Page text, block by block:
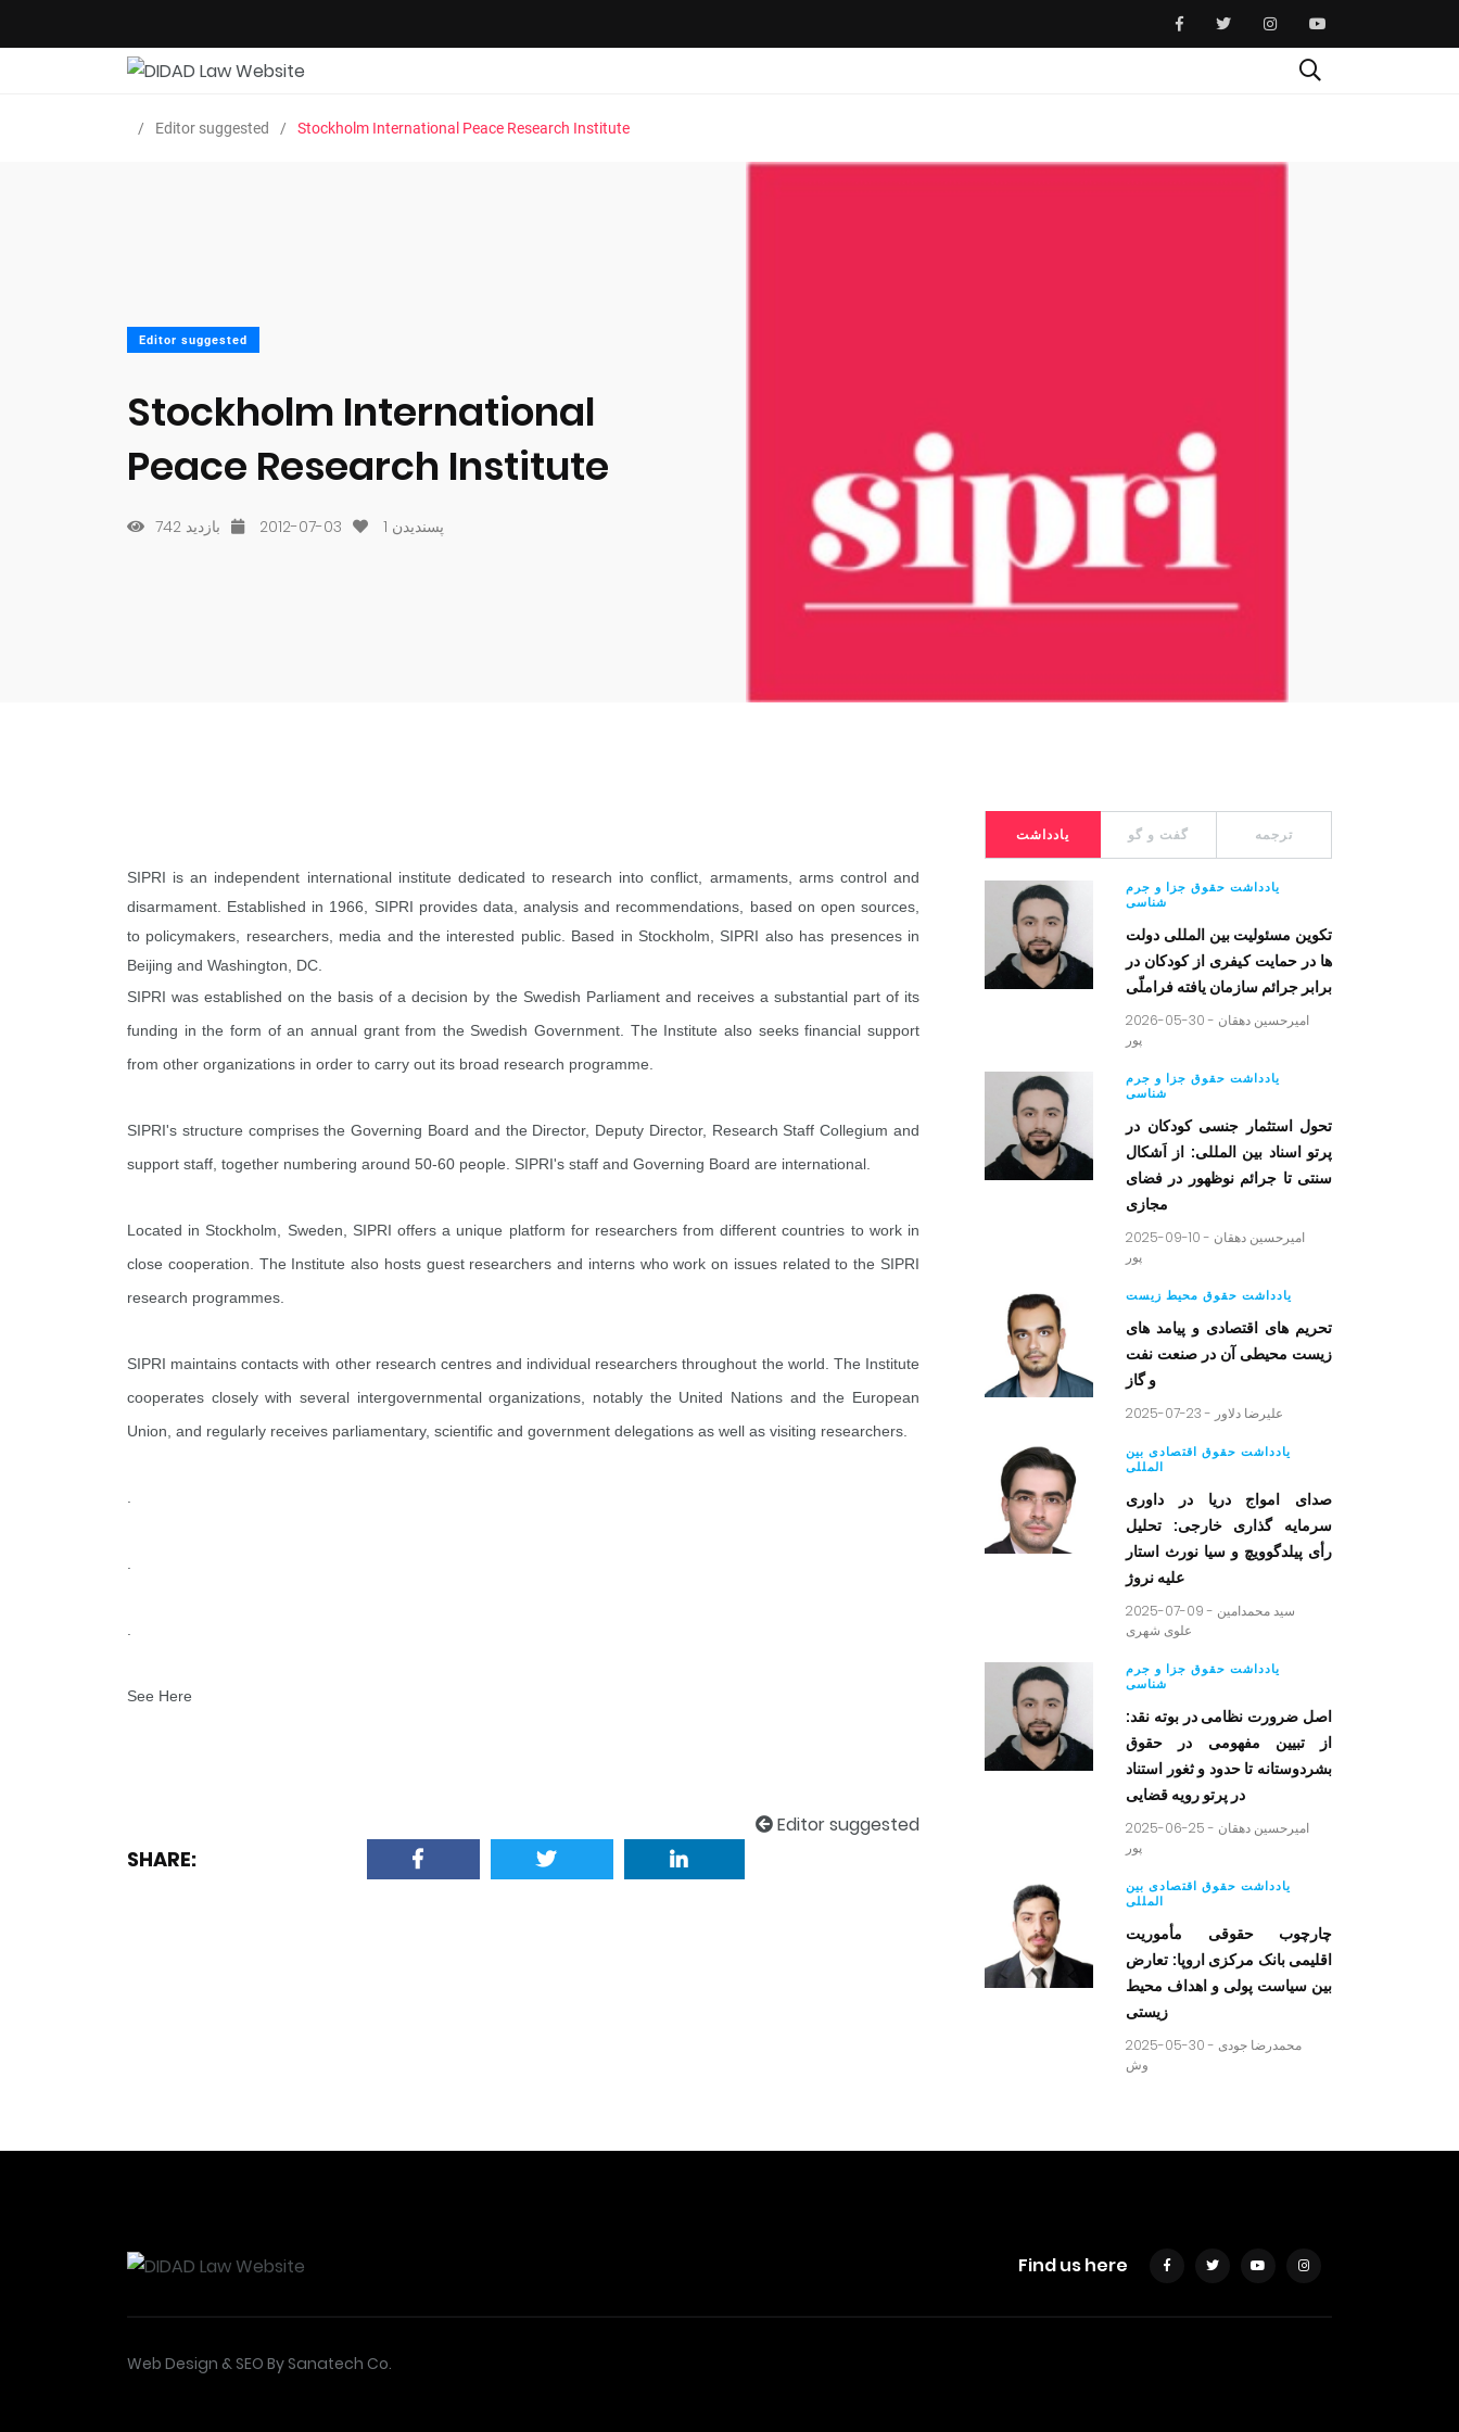
Editor suggested Stockholm International Peace Research Institute
Editor suggested
Stockholm International
Peace Research Institute
742 بازدید 2012-07-03 1 پسندیدن
SIPRI is an independent international institute dedicated to research into conflict, armaments, arms control and
disarmament. Established in 1966, SIPRI provides data, analysis and recommendations, based on open sources,
to policymakers, researchers, media and the interested public. Based in Stockholm, SIPRI also has presences in
Beijing and Washington, DC.
SIPRI was established on the basis of a decision by the Swedish Parliament and receives a substantial part of its
funding in the form of an annual grant from the Swedish Government. The Institute also seeks financial support
from other organizations in order to carry out its broad research programme.
SIPRI's structure comprises the Governing Board and the Director, Deputy Director, Research Staff Collegium and
support staff, together numbering around 50-60 people. SIPRI's staff and Governing Board are international.
Located in Stockholm, Sweden, SIPRI offers a unique platform for researchers from different countries to work in
close cooperation. The Institute also hosts guest researchers and interns who work on issues related to the SIPRI
research programmes.
SIPRI maintains contacts with other research centres and individual researchers throughout the world. The Institute
cooperates closely with several intergovernmental organizations, notably the United Nations and the European
Union, and regularly receives parliamentary, scientific and government delegations as well as visiting researchers.
See Here
Editor suggested
SHARE:
یادداشت گفت و گو ترجمه
یادداشت حقوق جزا و جرم
شناسی
تکوین مسئولیت بین المللی دولت
ها در حمایت کیفری از کودکان در
برابر جرائم سازمان یافته فراملّی
2026-05-30 - امیرحسین دهقان
پور
یادداشت حقوق جزا و جرم
شناسی
تحول استثمار جنسی کودکان در
پرتو اسناد بین المللی: از اَشکال
سنتی تا جرائم نوظهور در فضای
مجازی
2025-09-10 - امیرحسین دهقان
پور
یادداشت حقوق محیط زیست
تحریم های اقتصادی و پیامد های
زیست محیطی آن در صنعت نفت
و گاز
2025-07-23 - علیرضا دلاور
یادداشت حقوق اقتصادی بین
المللی
صدای امواج دریا در داوری
سرمایه گذاری خارجی: تحلیل
رأی پیلدگوویچ و سیا نورث استار
علیه نروژ
2025-07-09 - سید محمدامین
علوی شهری
یادداشت حقوق جزا و جرم
شناسی
اصل ضرورت نظامی در بوته نقد:
از تبیین مفهومی در حقوق
بشردوستانه تا حدود و ثغور استناد
در پرتو رویه قضایی
2025-06-25 - امیرحسین دهقان
پور
یادداشت حقوق اقتصادی بین
المللی
چارچوب حقوقی مأموریت
اقلیمی بانک مرکزی اروپا: تعارض
بین سیاست پولی و اهداف محیط
زیستی
2025-05-30 - محمدرضا جودی
وش
Find us here
Web Design & SEO By Sanatech Co.